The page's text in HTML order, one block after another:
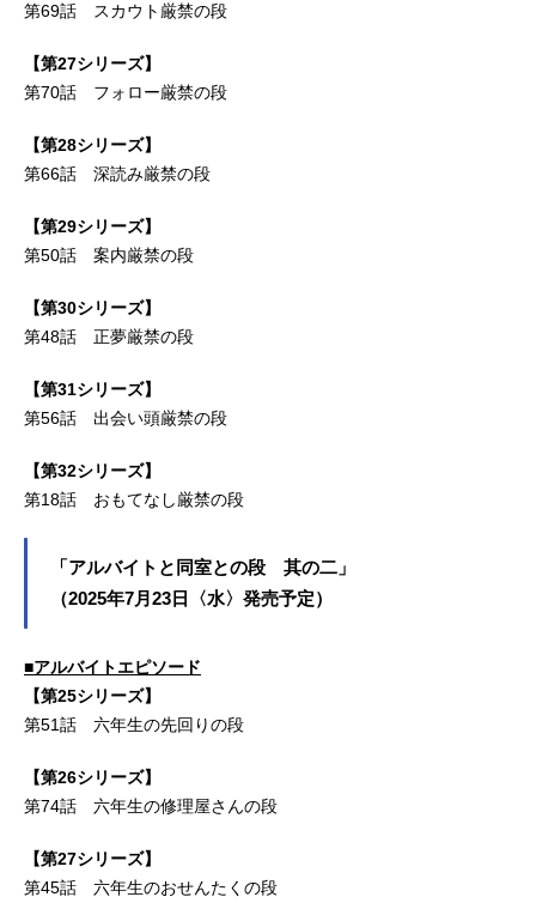
第69話 スカウト厳禁の段
【第27シリーズ】
第70話 フォロー厳禁の段
【第28シリーズ】
第66話 深読み厳禁の段
【第29シリーズ】
第50話 案内厳禁の段
【第30シリーズ】
第48話 正夢厳禁の段
【第31シリーズ】
第56話 出会い頭厳禁の段
【第32シリーズ】
第18話 おもてなし厳禁の段
「アルバイトと同室との段 其の二」
（2025年7月23日〈水〉発売予定）
■アルバイトエピソード
【第25シリーズ】
第51話 六年生の先回りの段
【第26シリーズ】
第74話 六年生の修理屋さんの段
【第27シリーズ】
第45話 六年生のおせんたくの段